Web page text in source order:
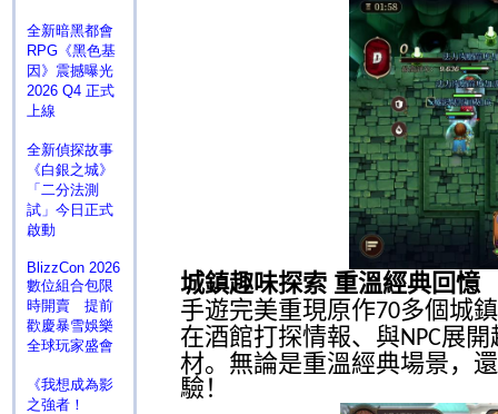
全新暗黑都會
RPG《黑色基
因》震撼曝光
2026 Q4 正式
上線
全新偵探故事
《白銀之城》
「二分法測
試」今日正式
啟動
BlizzCon 2026
數位組合包限
時開賣 提前
歡慶暴雪娛樂
全球玩家盛會
《我想成為影
之強者！
城鎮趣味探索 重溫經典回憶
手遊完美重現原作70多個城
在酒館打探情報、與NPC展開
材。無論是重溫經典場景，
驗！